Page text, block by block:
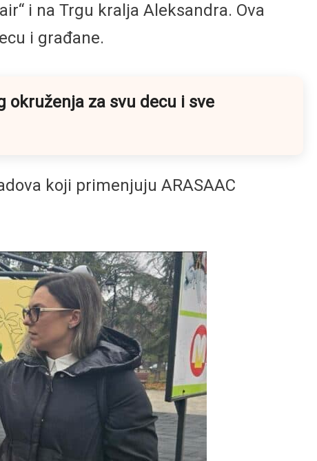
i na Trgu kralja Aleksandra. Ova
i građane.
za svu decu i sve
koji primenjuju ARASAAC